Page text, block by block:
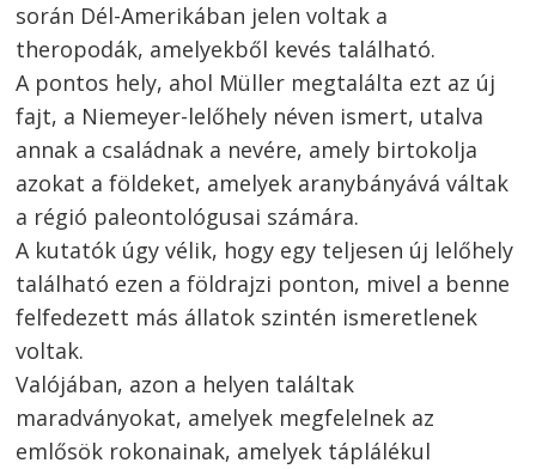
során Dél-Amerikában jelen voltak a
theropodák, amelyekből kevés található.
A pontos hely, ahol Müller megtalálta ezt az új
fajt, a Niemeyer-lelőhely néven ismert, utalva
annak a családnak a nevére, amely birtokolja
azokat a földeket, amelyek aranybányává váltak
a régió paleontológusai számára.
A kutatók úgy vélik, hogy egy teljesen új lelőhely
található ezen a földrajzi ponton, mivel a benne
felfedezett más állatok szintén ismeretlenek
voltak.
Valójában, azon a helyen találtak
maradványokat, amelyek megfelelnek az
emlősök rokonainak, amelyek táplálékul